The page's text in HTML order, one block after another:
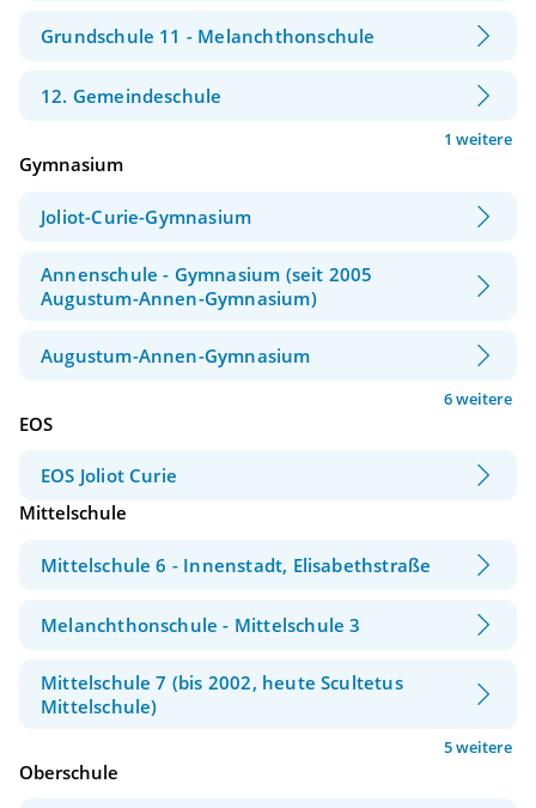
Grundschule 11 - Melanchthonschule
12. Gemeindeschule
1 weitere
Gymnasium
Joliot-Curie-Gymnasium
Annenschule - Gymnasium (seit 2005
Augustum-Annen-Gymnasium)
Augustum-Annen-Gymnasium
6 weitere
EOS
EOS Joliot Curie
Mittelschule
Mittelschule 6 - Innenstadt, Elisabethstraße
Melanchthonschule - Mittelschule 3
Mittelschule 7 (bis 2002, heute Scultetus
Mittelschule)
5 weitere
Oberschule